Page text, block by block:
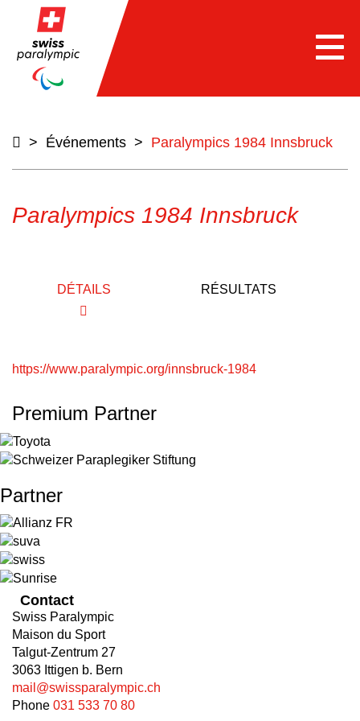
> Événements > Paralympics 1984 Innsbruck
Paralympics 1984 Innsbruck
DÉTAILS RÉSULTATS
https://www.paralympic.org/innsbruck-1984
Premium Partner
Partner
Contact
Swiss Paralympic
Maison du Sport
Talgut-Zentrum 27
3063 Ittigen b. Bern
mail@swissparalympic.ch
Phone 031 533 70 80